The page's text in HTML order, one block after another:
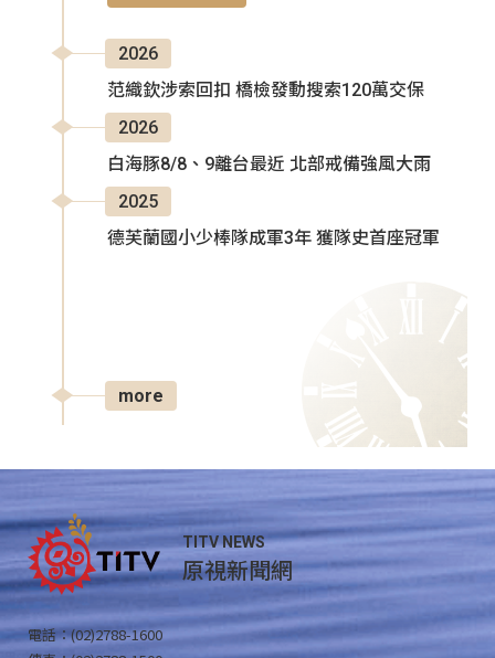
2026
范織欽涉索回扣 橋檢發動搜索120萬交保
2026
白海豚8/8、9離台最近 北部戒備強風大雨
2025
德芙蘭國小少棒隊成軍3年 獲隊史首座冠軍
more
TITV NEWS
原視新聞網
電話：(02)2788-1600